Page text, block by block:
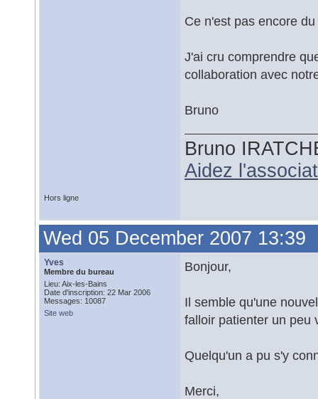
Ce n'est pas encore
J'ai cru comprendre
collaboration avec
Bruno
Bruno
Aidez
Hors ligne
Wed 05 December 2007 13:39
Yves
Membre du bureau
Lieu: Aix-les-Bains
Date d'inscription: 22 Mar 2006
Messages: 10087
Site web
Bonjour,
Il semble qu'une
falloir patienter un peu
Quelqu'un a pu s'y
Merci,